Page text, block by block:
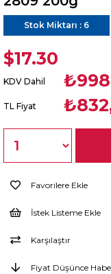
Stok Miktarı : 6
$17.30
KDV Dahil
TL Fiyat
Favorilere Ekle
İstek Listeme Ekle
Karşılaştır
Fiyat Düşünce